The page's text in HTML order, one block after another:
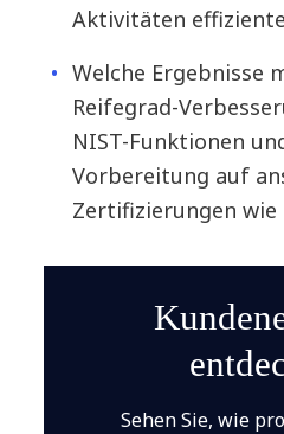
Aktivitäten
Welche Ergebnisse
Reifegrad-
NIST-Funktionen
Vorbereitung auf
Zertifizierungen wie
Sehen Sie, wie